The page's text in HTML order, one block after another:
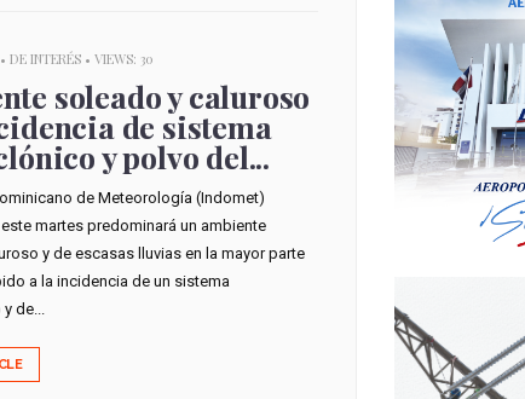
DE INTERÉS• VIEWS: 30
soleado y caluroso
de sistema
y polvo del...
de Meteorología (Indomet)
martes predominará un ambiente
y de escasas lluvias en la mayor parte
a la incidencia de un sistema
de...